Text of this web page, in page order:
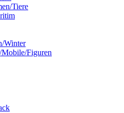
Tiere
Winter
Figuren